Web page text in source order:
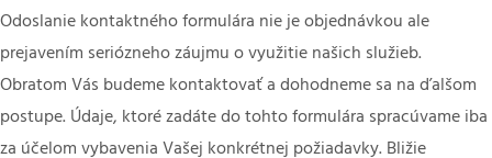
Odoslanie kontaktného formulára nie je objednávkou ale
prejavením seriózneho záujmu o využitie našich služieb.
Obratom Vás budeme kontaktovať a dohodneme sa na ďalšom
postupe. Údaje, ktoré zadáte do tohto formulára spracúvame iba
za účelom vybavenia Vašej konkrétnej požiadavky. Bližie